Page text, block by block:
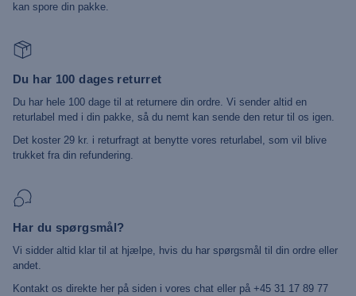
kan spore din pakke.
Du har 100 dages returret
Du har hele 100 dage til at returnere din ordre. Vi sender altid en
returlabel med i din pakke, så du nemt kan sende den retur til os igen.
Det koster 29 kr. i returfragt at benytte vores returlabel, som vil blive
trukket fra din refundering.
Har du spørgsmål?
Vi sidder altid klar til at hjælpe, hvis du har spørgsmål til din ordre eller
andet.
Kontakt os direkte her på siden i vores chat eller på +45 31 17 89 77